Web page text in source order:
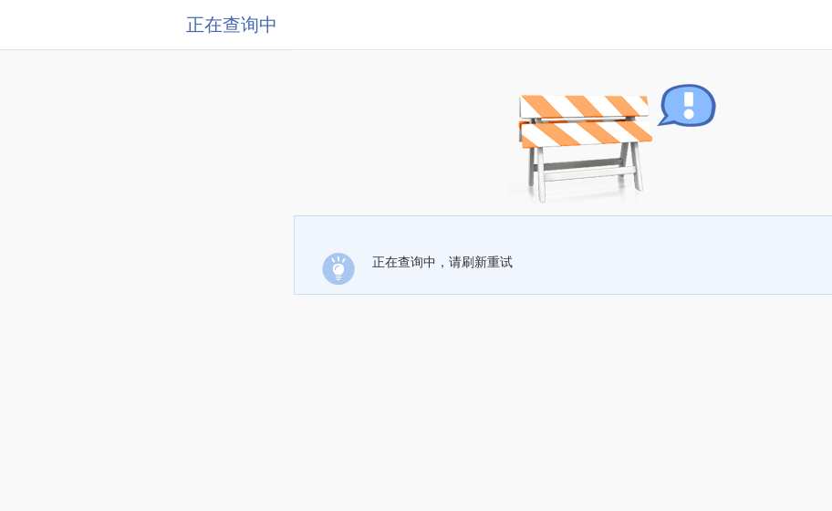
正在查询中
正在查询中，请刷新重试